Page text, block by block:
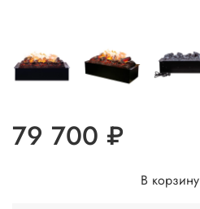
79 700 ₽
В корзину